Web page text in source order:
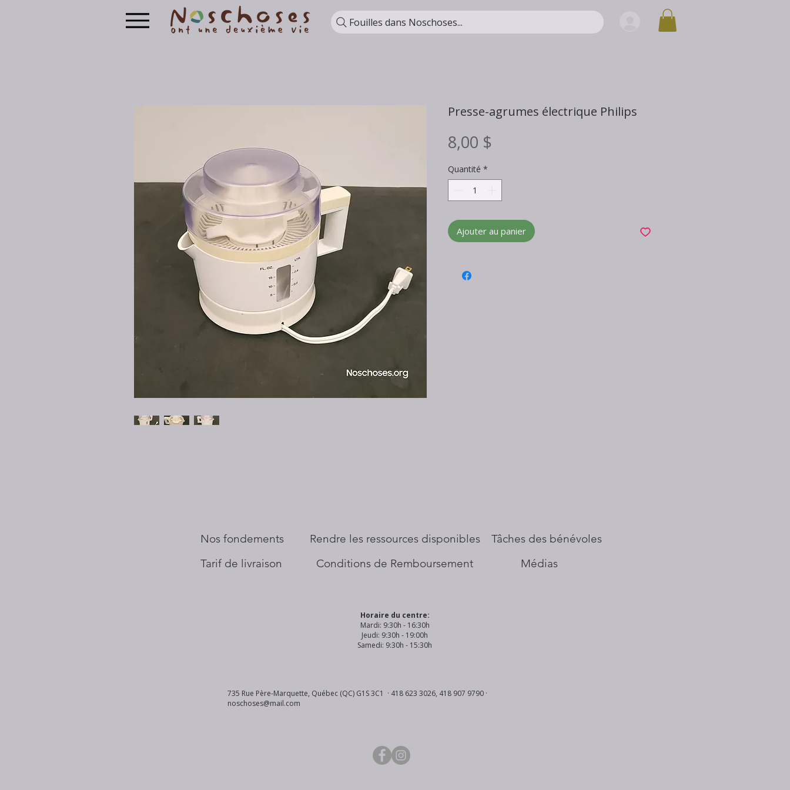
Fouilles dans Noschoses...
Presse-agrumes électrique Philips
8,00 $
Quantité *
Ajouter au panier
Nos fondements
Tarif de livraison
​Rendre les ressources disponibles
Conditions de Remboursement
Tâches des bénévoles
Médias
Horaire du centre:
Mardi: 9:30h - 16:30h
Jeudi: 9:30h - 19:00h
Samedi: 9:30h - 15:30h
735 Rue Père-Marquette, Québec (QC) G1S 3C1 · 418 623 3026, 418 907 9790 ·
noschoses@mail.com